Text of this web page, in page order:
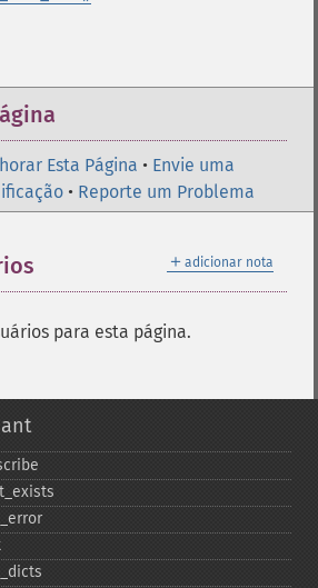
Esta Página • Envie uma
• Reporte um Problema
＋ adicionar nota
para esta página.